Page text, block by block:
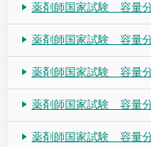
薬剤師国家試験 容量
薬剤師国家試験 容量
薬剤師国家試験 容量
薬剤師国家試験 容量
薬剤師国家試験 容量